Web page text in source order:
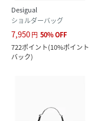
Desigual
ショルダーバッグ
7,950円 50%OFF
722ポイント(10%ポイント
バック)